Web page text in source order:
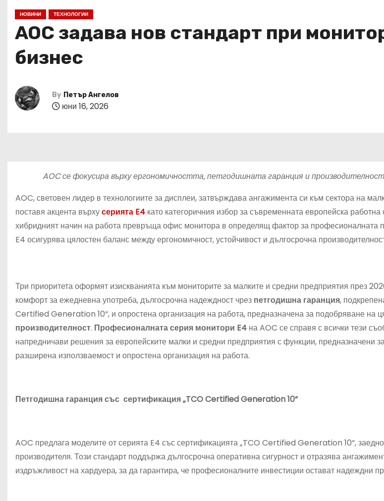
НОВИНИ ТЕХНОЛОГИИ
AOC задава нов стандарт при
бизнес
By Петър Ангелов
юни 16, 2026
AOC се фокусира върху ергономичността, петгодишната гаранция и
AOC, световен лидер в технологиите за дисплеи, затвърждава ангажимента си към сектора на
поставя акцента върхусерията E4 като категоричния избор за съвременната европейска работна
хибридният начин на работа превръща офис монитора в определящ фактор за професионалната
E4 осигурява цялостен баланс между ергономичност, устойчивост и дългосрочна
Три приоритета оформят изискванията към мониторите за малките и средни предприятия през
комфорт за ежедневна употреба, дългосрочна надеждност чрез петгодишна гаранция,
Certified Generation 10“, и опростена организация на работа, предназначена за подобряване на
производителност. Професионалната серия монитори E4 на AOC се справя с всички тези
напредничави решения за европейските малки и средни предприятия с функции, предназначени
разширена използваемост и опростена организация на работа.
Петгодишна гаранция със сертификация „TCO Certified Generation 10“
AOC предлага моделите от серията E4 със сертификацията „TCO Certified Generation 10“,
производителя. Този стандарт поддържа дългосрочна оперативна сигурност и отразява
издръжливост на хардуера, за да гарантира, че професионалните инвестиции остават надеждни